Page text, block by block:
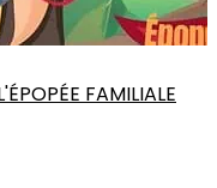
FAMILIALE